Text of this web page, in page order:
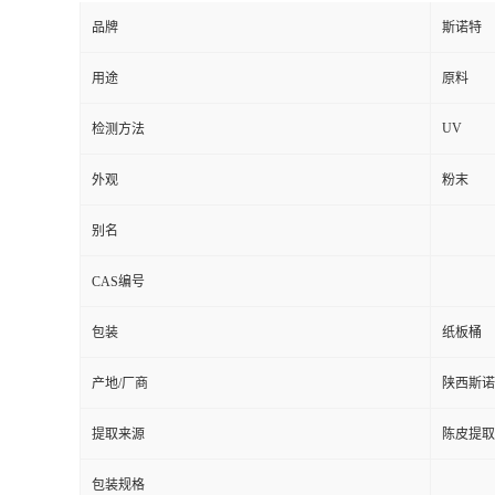
品牌 斯诺特
用途 原料
检测方法 UV
外观 粉末
别名
CAS编号
包装 纸板桶
产地/厂商 陕西斯
提取来源 陈皮提
包装规格